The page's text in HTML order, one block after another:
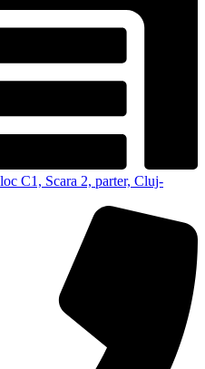
C1, Scara 2, parter, Cluj-